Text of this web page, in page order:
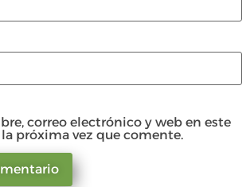
correo electrónico y web en este
próxima vez que comente.